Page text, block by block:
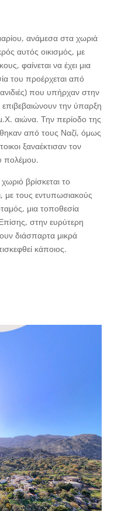
ανάμεσα στα χωριά
αυτός οικισμός, με
φαίνεται να έχει μια
του προέρχεται από
που υπήρχαν στην
την ύπαρξη
αιώνα. Την περίοδο της
από τους Ναζί, όμως
ξαναέκτισαν τον
πολέμου.
βρίσκεται το
με τους εντυπωσιακούς
μια τοποθεσία
στην ευρύτερη
διάσπαρτα μικρά
κάποιος.